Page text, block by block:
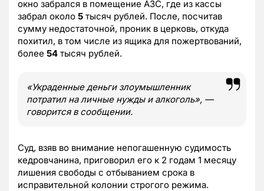
окно забрался в помещение АЗС, где из кассы
забрал около 5 тысяч рублей. После, посчитав
сумму недостаточной, проник в церковь, откуда
похитил, в том числе из ящика для пожертвований,
более 54 тысяч рублей.
«Украденные деньги злоумышленник
потратил на личные нужды и алкоголь», —
говорится в сообщении.
Суд, взяв во внимание непогашенную судимость
кедровчанина, приговорил его к 2 годам 1 месяцу
лишения свободы с отбыванием срока в
исправительной колонии строгого режима.